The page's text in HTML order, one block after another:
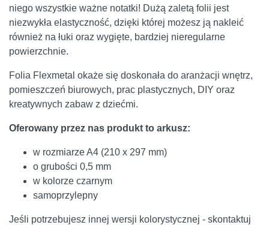
niego wszystkie ważne notatki! Dużą zaletą folii jest
niezwykła elastyczność, dzięki której możesz ją nakleić
również na łuki oraz wygięte, bardziej nieregularne
powierzchnie.
Folia Flexmetal okaże się doskonała do aranżacji wnętrz,
pomieszczeń biurowych, prac plastycznych, DIY oraz
kreatywnych zabaw z dziećmi.
Oferowany przez nas produkt to arkusz:
w rozmiarze A4 (210 x 297 mm)
o grubości 0,5 mm
w kolorze czarnym
samoprzylepny
Jeśli potrzebujesz innej wersji kolorystycznej - skontaktuj